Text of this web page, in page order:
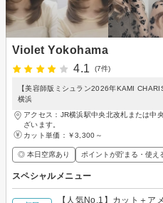
Violet Yokohama
4.1
(7件)
【美容師版ミシュラン2026年KAMI
横浜
アクセス：JR横浜駅中央北改札または中
ざいます。
カット単価： ￥3,300～
◎ 本日空席あり ポイントが貯まる・使え
スペシャルメニュー
【人気No.1】カット＋ア